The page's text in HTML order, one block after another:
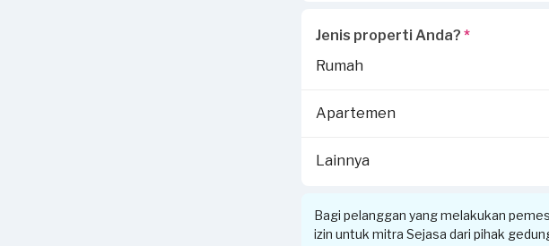
Jenis properti Anda? *
Rumah
Apartemen
Lainnya
Bagi pelanggan yang melakukan
izin untuk mitra Sejasa dari pihak